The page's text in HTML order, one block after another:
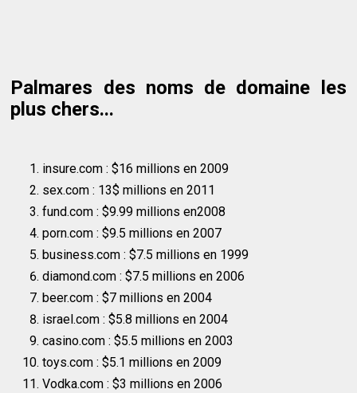
Palmares des noms de domaine les
plus chers...
insure.com : $16 millions en 2009
sex.com : 13$ millions en 2011
fund.com : $9.99 millions en2008
porn.com : $9.5 millions en 2007
business.com : $7.5 millions en 1999
diamond.com : $7.5 millions en 2006
beer.com : $7 millions en 2004
israel.com : $5.8 millions en 2004
casino.com : $5.5 millions en 2003
toys.com : $5.1 millions en 2009
Vodka.com : $3 millions en 2006